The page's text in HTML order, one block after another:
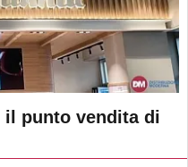
il punto vendita di